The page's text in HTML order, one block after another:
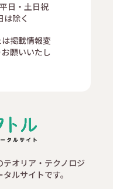
日・土日祝
除く
掲載情報変
願いいたし
オリア・テクノロジ
ルサイトです。